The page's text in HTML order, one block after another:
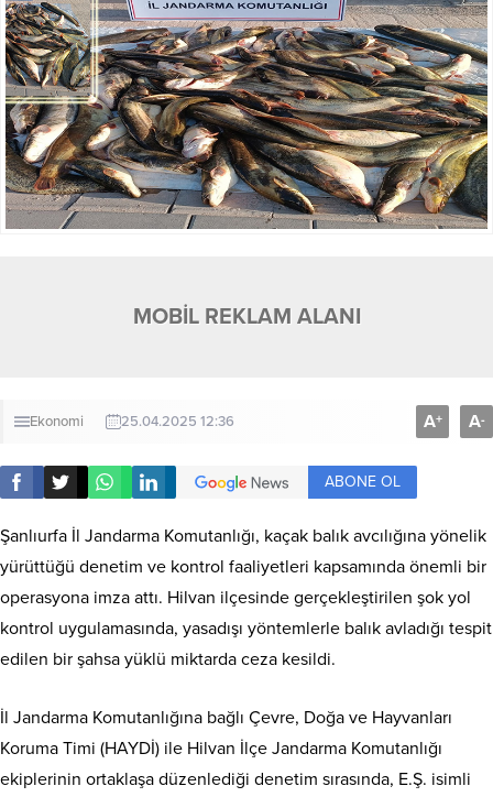
MOBİL REKLAM ALANI
Ekonomi 25.04.2025 12:36 A+ A-
ABONE OL
Şanlıurfa İl Jandarma Komutanlığı, kaçak balık avcılığına yönelik
yürüttüğü denetim ve kontrol faaliyetleri kapsamında önemli bir
operasyona imza attı. Hilvan ilçesinde gerçekleştirilen şok yol
kontrol uygulamasında, yasadışı yöntemlerle balık avladığı tespit
edilen bir şahsa yüklü miktarda ceza kesildi.
İl Jandarma Komutanlığına bağlı Çevre, Doğa ve Hayvanları
Koruma Timi (HAYDİ) ile Hilvan İlçe Jandarma Komutanlığı
ekiplerinin ortaklaşa düzenlediği denetim sırasında, E.Ş. isimli